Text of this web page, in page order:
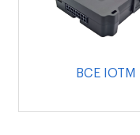
BCE IOTM